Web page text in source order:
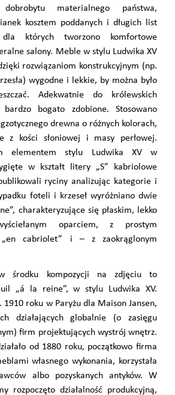
materialnego państwa,
kosztem poddanych i długich list
których tworzono komfortowe
salony. Meble w stylu Ludwika XV
rozwiązaniom konstrukcyjnym (np.
wygodne i lekkie, by można było
Adekwatnie do królewskich
bogato zdobione. Stosowano
drewna o różnych kolorach,
z kości słoniowej i masy perłowej.
elementem stylu Ludwika XV w
w kształt litery „S” kabriolowe
ryciny analizując kategorie i
foteli i krzeseł wyróżniano dwie
charakteryzujące się płaskim, lekko
oparciem, z prostym
„en cabriolet” i – z zaokrąglonym
środku kompozycji na zdjęciu to
„á la reine”, w stylu Ludwika XV.
1910 roku w Paryżu dla Maison Jansen,
działających globalnie (o zasięgu
firm projektujących wystrój wnętrz.
od 1880 roku, początkowo firma
własnego wykonania, korzystała
albo pozyskanych antyków. W
rozpoczęto działalność produkcyjną,